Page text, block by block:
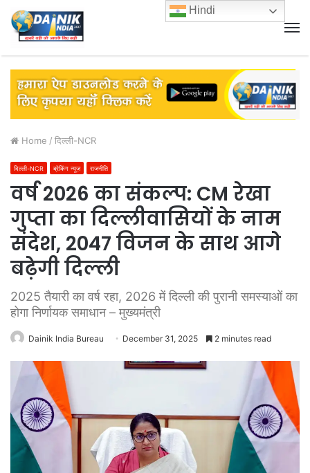
Home / दिल्ली-NCR
दिल्ली-NCR ब्रेकिंग न्यूज़ राजनीति
वर्ष 2026 का संकल्प: CM रेखा
गुप्ता का दिल्लीवासियों के नाम
संदेश, 2047 विजन के साथ आगे
बढ़ेगी दिल्ली
2025 तैयारी का वर्ष रहा, 2026 में दिल्ली की पुरानी समस्याओं का
होगा निर्णायक समाधान – मुख्यमंत्री
Dainik India Bureau December 31, 2025 2 minutes read
Hindi